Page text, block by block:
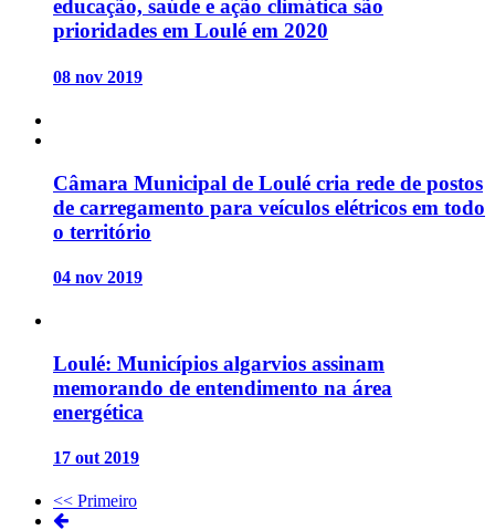
educação, saúde e ação climática são
prioridades em Loulé em 2020
08 nov 2019
Câmara Municipal de Loulé cria rede de postos
de carregamento para veículos elétricos em todo
o território
04 nov 2019
Loulé: Municípios algarvios assinam
memorando de entendimento na área
energética
17 out 2019
<< Primeiro